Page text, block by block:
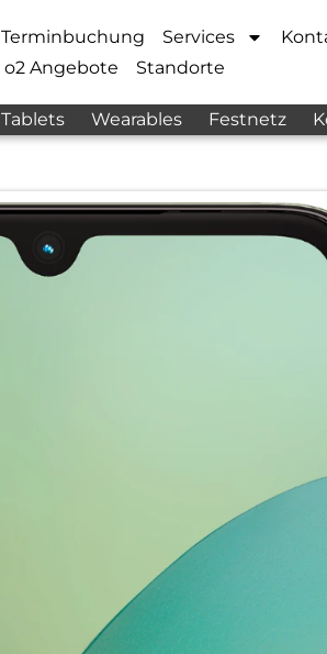
Terminbuchung Services
o2 Angebote Standorte
Tablets Wearables Festnetz